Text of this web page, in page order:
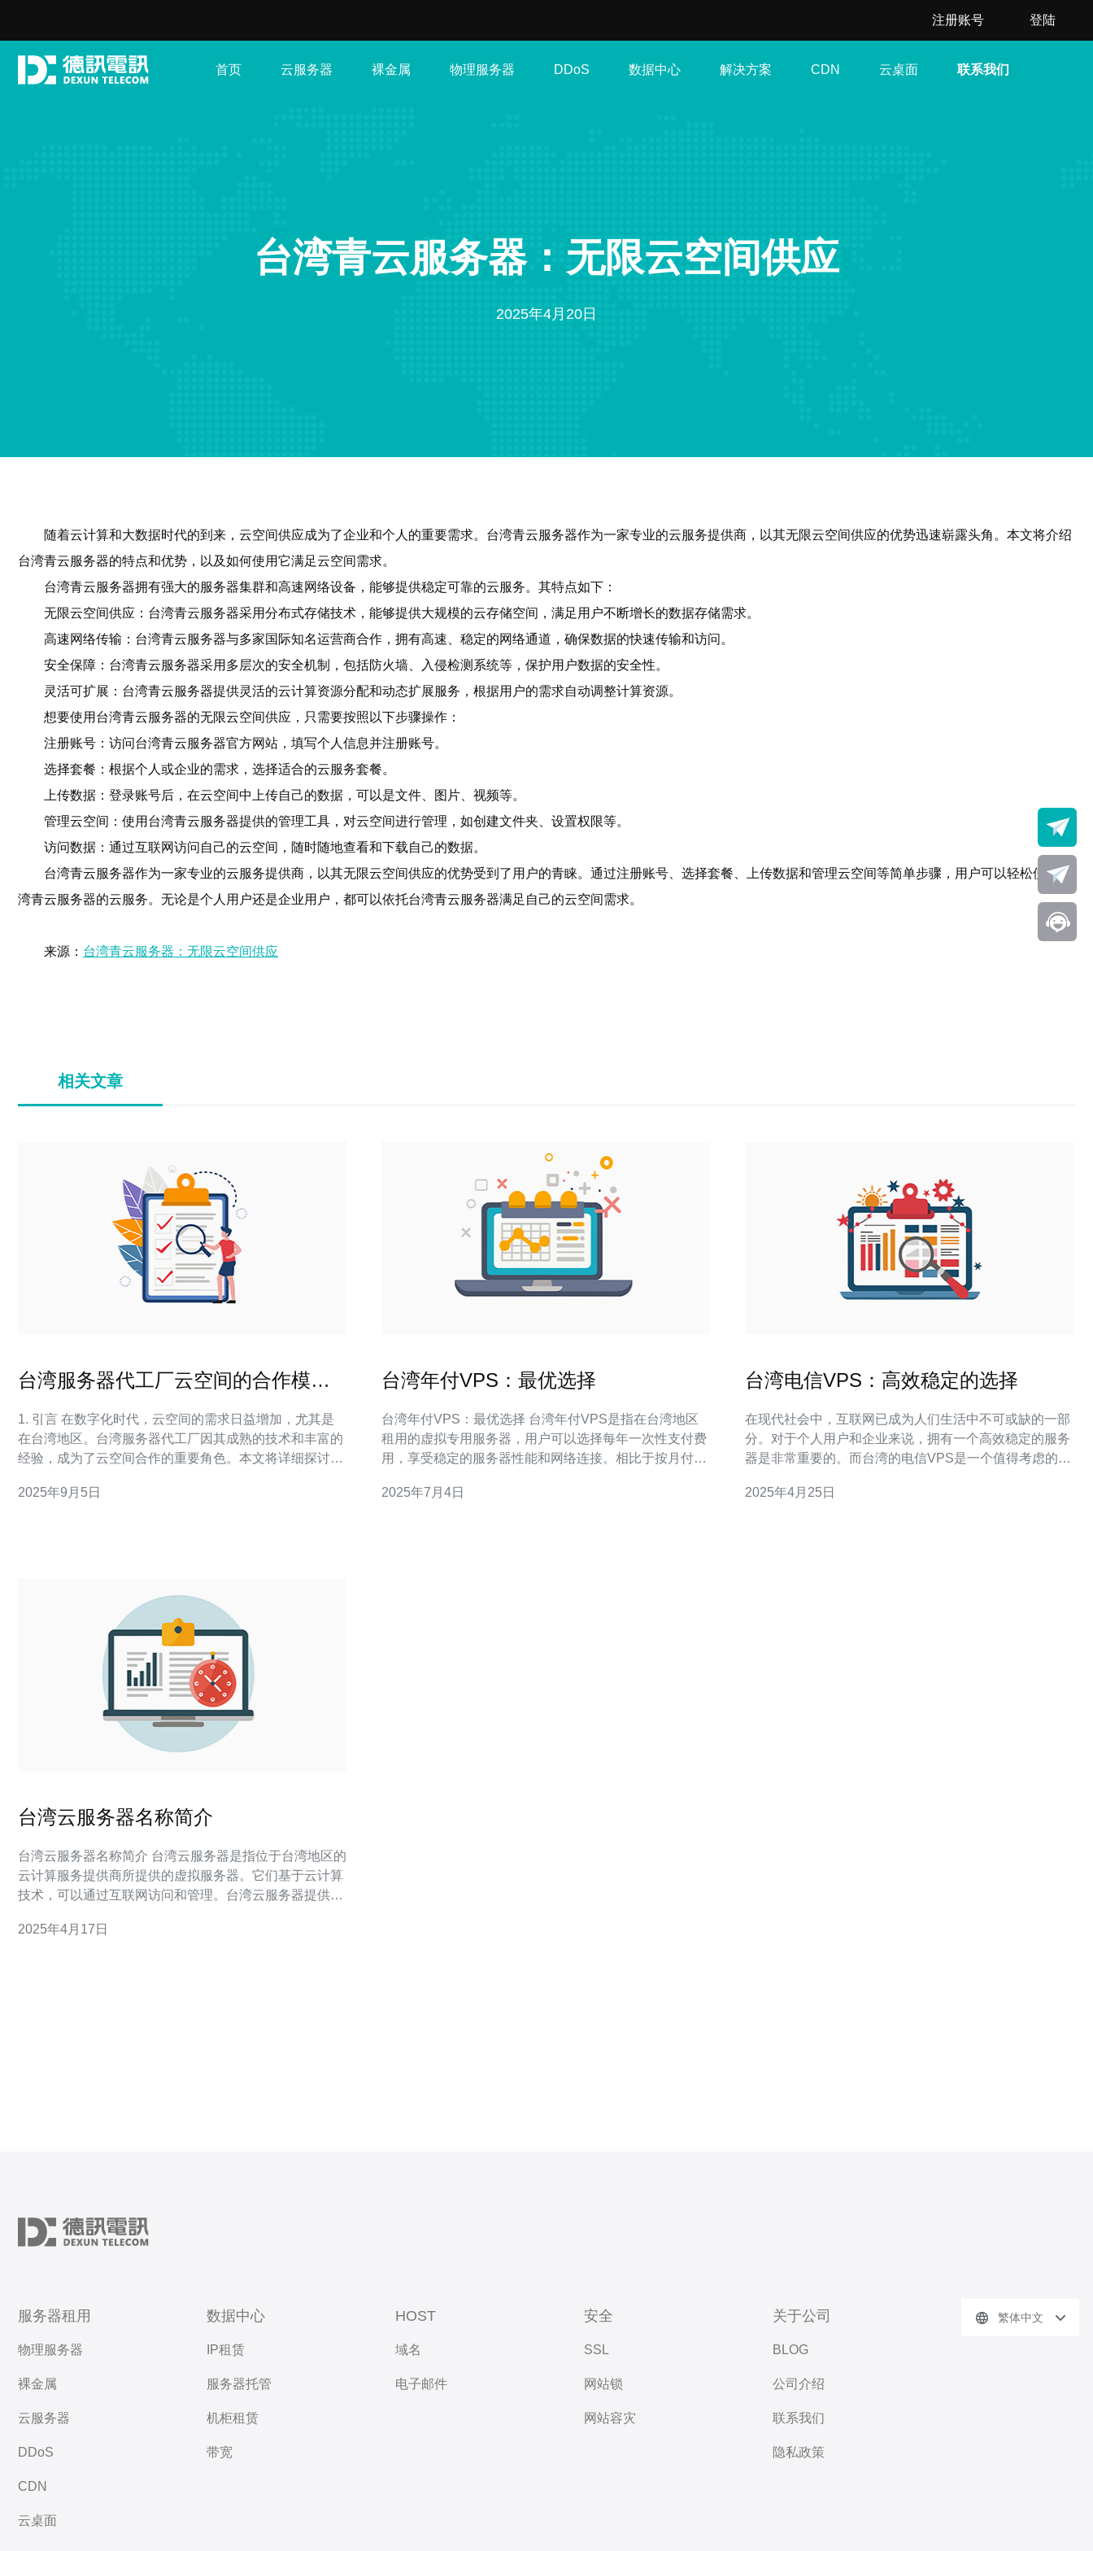
注册账号 登陆
首页 云服务器 裸金属 物理服务器 DDoS 数据中心 解决方案 CDN 云桌面 联系我们
台湾青云服务器：无限云空间供应
2025年4月20日
随着云计算和大数据时代的到来，云空间供应成为了企业和个人的重要需求。台湾青云服务器作为一家专业的云服务提供商，以其无限云空间供应的优势迅速崭露头角。本文将介绍
台湾青云服务器的特点和优势，以及如何使用它满足云空间需求。
台湾青云服务器拥有强大的服务器集群和高速网络设备，能够提供稳定可靠的云服务。其特点如下：
无限云空间供应：台湾青云服务器采用分布式存储技术，能够提供大规模的云存储空间，满足用户不断增长的数据存储需求。
高速网络传输：台湾青云服务器与多家国际知名运营商合作，拥有高速、稳定的网络通道，确保数据的快速传输和访问。
安全保障：台湾青云服务器采用多层次的安全机制，包括防火墙、入侵检测系统等，保护用户数据的安全性。
灵活可扩展：台湾青云服务器提供灵活的云计算资源分配和动态扩展服务，根据用户的需求自动调整计算资源。
想要使用台湾青云服务器的无限云空间供应，只需要按照以下步骤操作：
注册账号：访问台湾青云服务器官方网站，填写个人信息并注册账号。
选择套餐：根据个人或企业的需求，选择适合的云服务套餐。
上传数据：登录账号后，在云空间中上传自己的数据，可以是文件、图片、视频等。
管理云空间：使用台湾青云服务器提供的管理工具，对云空间进行管理，如创建文件夹、设置权限等。
访问数据：通过互联网访问自己的云空间，随时随地查看和下载自己的数据。
台湾青云服务器作为一家专业的云服务提供商，以其无限云空间供应的优势受到了用户的青睐。通过注册账号、选择套餐、上传数据和管理云空间等简单步骤，用户可以轻松使用台
湾青云服务器的云服务。无论是个人用户还是企业用户，都可以依托台湾青云服务器满足自己的云空间需求。
来源： 台湾青云服务器：无限云空间供应
相关文章
台湾服务器代工厂云空间的合作模式
1. 引言 在数字化时代，云空间的需求日益增加，尤其是
在台湾地区。台湾服务器代工厂因其成熟的技术和丰富的
经验，成为了云空间合作的重要角色。本文将详细探讨台
企业选择合适的合作方式。 2. 确定合作目标 在与台湾服
2025年9月5日
台湾年付VPS：最优选择
台湾年付VPS：最优选择 台湾年付VPS是指在台湾地区
租用的虚拟专用服务器，用户可以选择每年一次性支付费
用，享受稳定的服务器性能和网络连接。相比于按月付费
的用户。 1. 稳定的网络连接：台湾地区拥有优质的网络
2025年7月4日
台湾电信VPS：高效稳定的选择
在现代社会中，互联网已成为人们生活中不可或缺的一部
分。对于个人用户和企业来说，拥有一个高效稳定的服务
器是非常重要的。而台湾的电信VPS是一个值得考虑的选
过虚拟化技术将一台物理服务器分割成多个独立的虚拟服
2025年4月25日
台湾云服务器名称简介
台湾云服务器名称简介 台湾云服务器是指位于台湾地区的
云计算服务提供商所提供的虚拟服务器。它们基于云计算
技术，可以通过互联网访问和管理。台湾云服务器提供了
求快速部署和管理应用程序。 以下是台湾地区一些知名的
2025年4月17日
服务器租用
物理服务器
裸金属
云服务器
DDoS
CDN
云桌面
数据中心
IP租赁
服务器托管
机柜租赁
带宽
HOST
域名
电子邮件
安全
SSL
网站锁
网站容灾
关于公司
BLOG
公司介绍
联系我们
隐私政策
繁体中文